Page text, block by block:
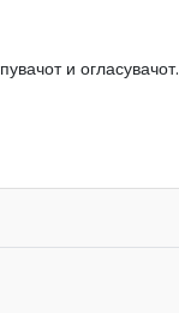
и огласувачот.